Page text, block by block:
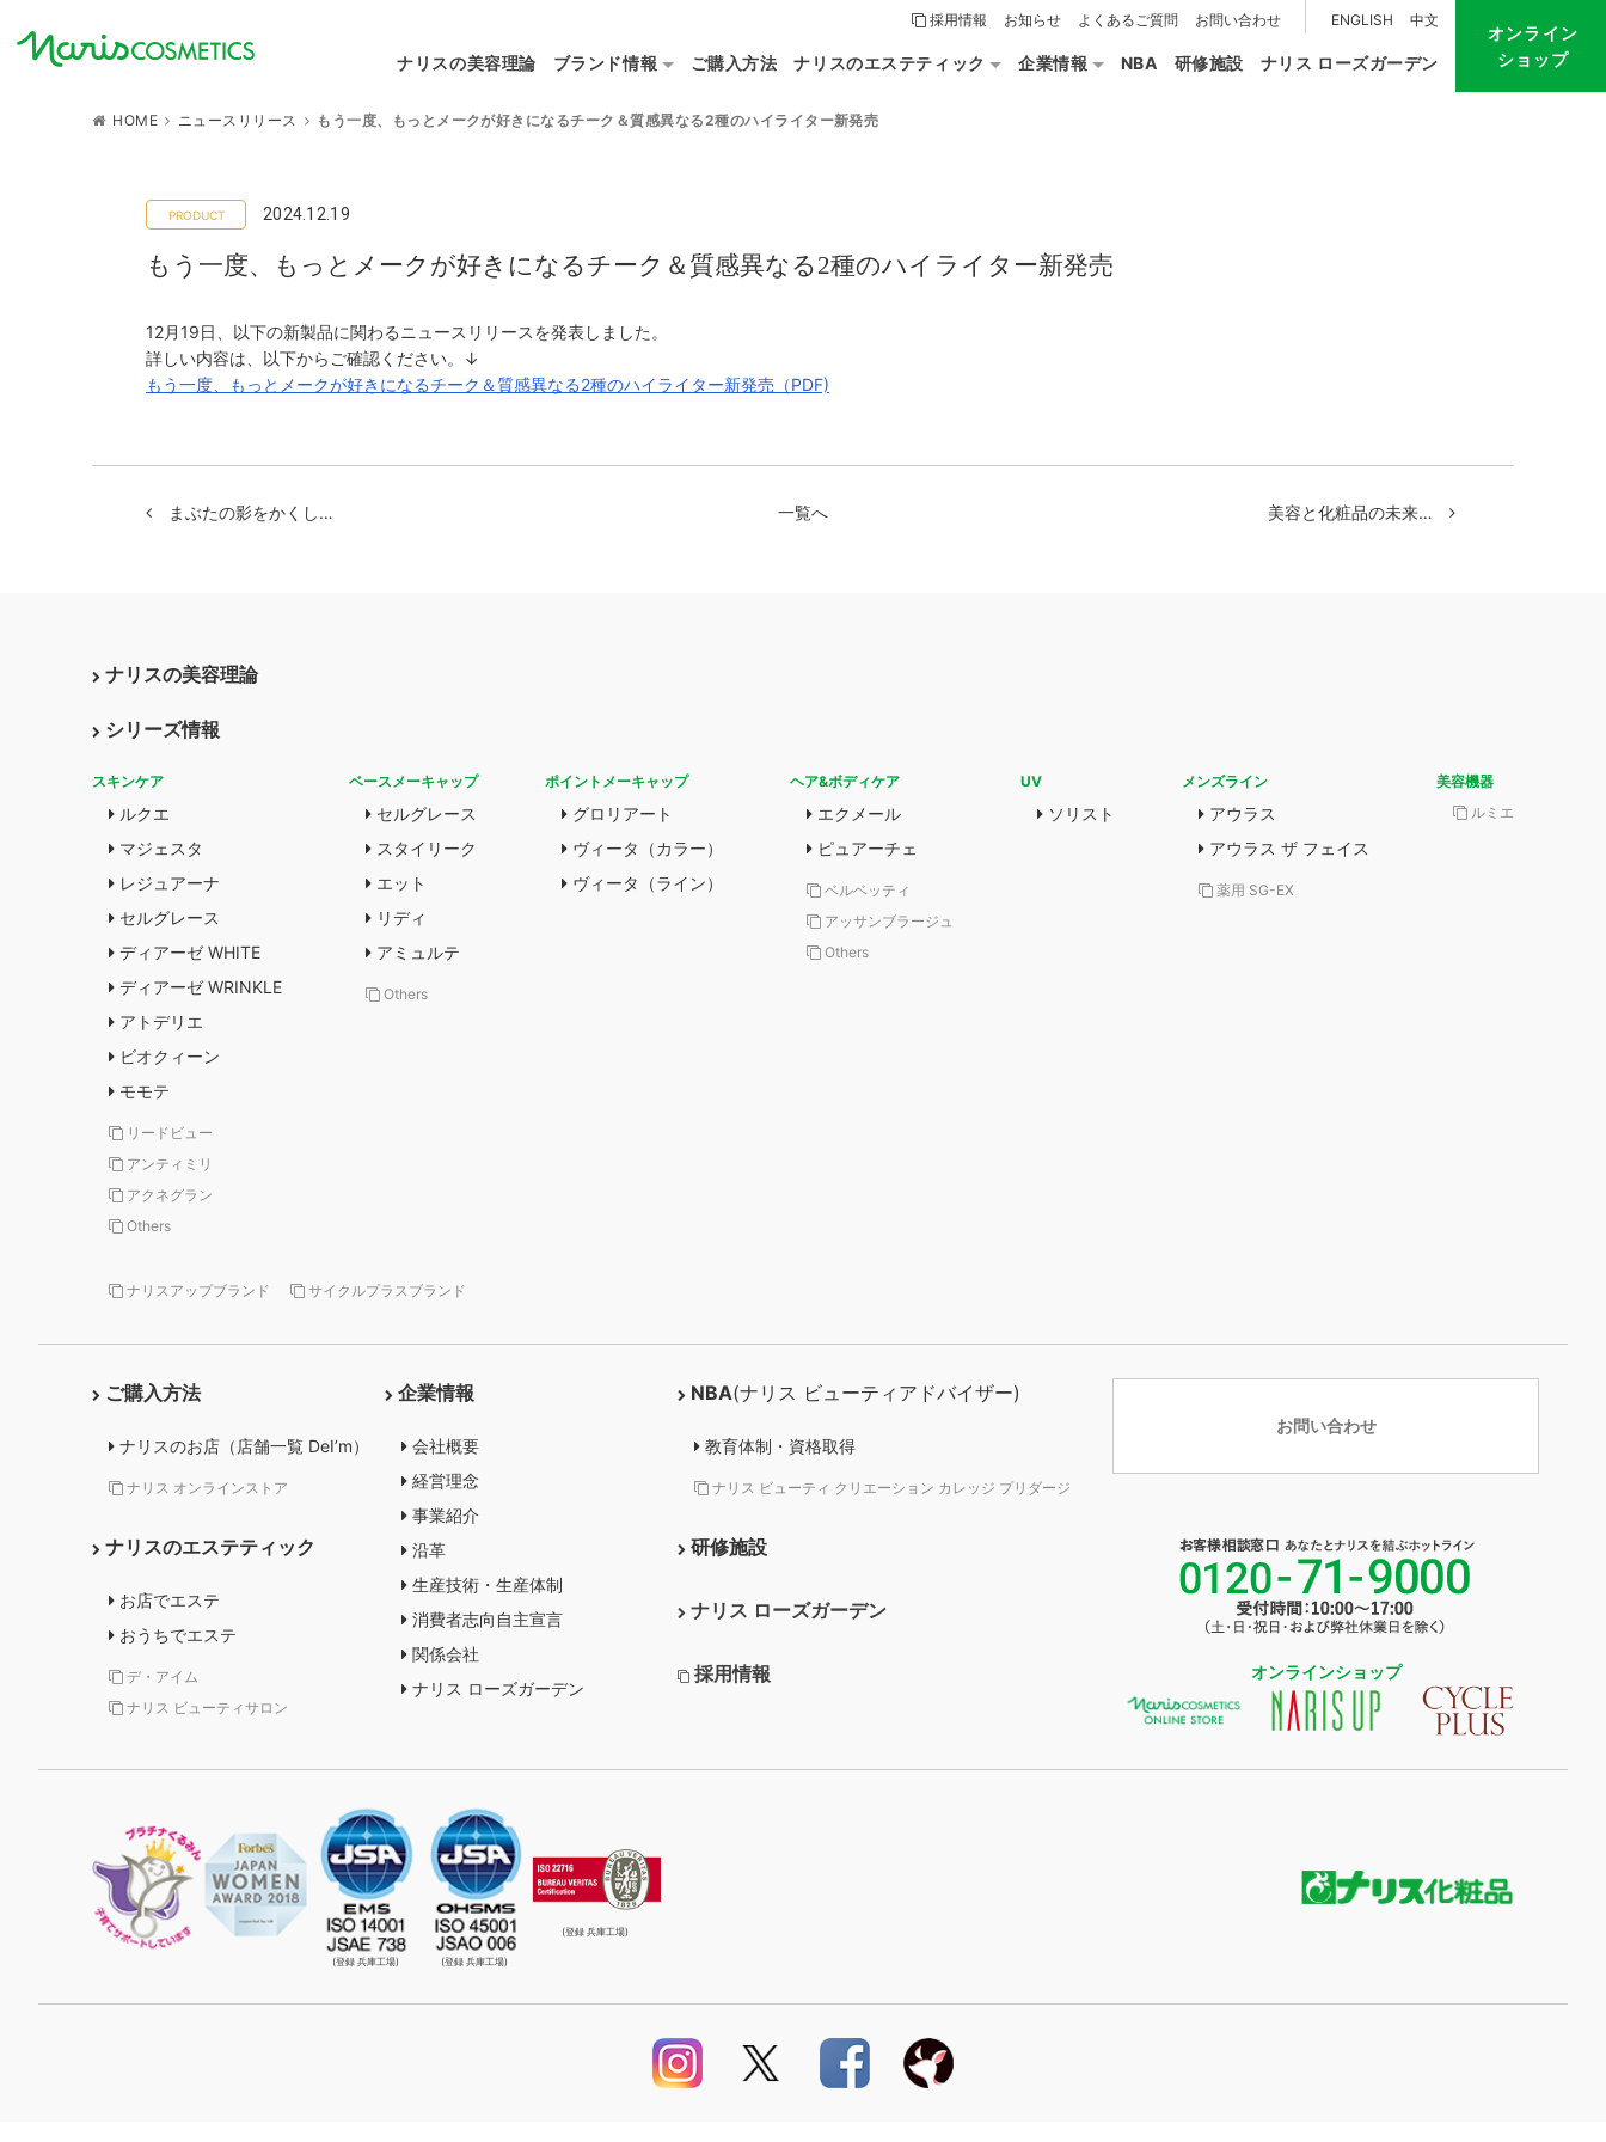
採用情報 お知らせ よくあるご質問 お問い合わせ ENGLISH 中文
オンライン
ショップ
ナリスの美容理論 ブランド情報 ご購入方法 ナリスのエステティック 企業情報 NBA 研修施設 ナリス ローズガーデン
HOME ニュースリリース もう一度、もっとメークが好きになるチーク＆質感異なる2種のハイライター新発売
2024.12.19
もう一度、もっとメークが好きになるチーク＆質感異なる2種のハイライター新発売
12月19日、以下の新製品に関わるニュースリリースを発表しました。
詳しい内容は、以下からご確認ください。↓
もう一度、もっとメークが好きになるチーク＆質感異なる2種のハイライター新発売（PDF)
まぶたの影をかくし… 一覧へ 美容と化粧品の未来…
ナリスの美容理論
シリーズ情報
スキンケア
ルクエ
マジェスタ
レジュアーナ
セルグレース
ディアーゼ WHITE
ディアーゼ WRINKLE
アトデリエ
ビオクィーン
モモテ
リードビュー
アンティミリ
アクネグラン
Others
ベースメーキャップ
セルグレース
スタイリーク
エット
リディ
アミュルテ
Others
ポイントメーキャップ
グロリアート
ヴィータ（カラー）
ヴィータ（ライン）
ヘア&ボディケア
エクメール
ピュアーチェ
ベルベッティ
アッサンブラージュ
Others
UV
ソリスト
メンズライン
アウラス
アウラス ザ フェイス
薬用 SG-EX
美容機器
ルミエ
ナリスアップブランド サイクルプラスブランド
ご購入方法
ナリスのお店（店舗一覧 DeI’m）
ナリス オンラインストア
ナリスのエステティック
お店でエステ
おうちでエステ
デ・アイム
ナリス ビューティサロン
企業情報
会社概要
経営理念
事業紹介
沿革
生産技術・生産体制
消費者志向自主宣言
関係会社
ナリス ローズガーデン
NBA(ナリス ビューティアドバイザー)
教育体制・資格取得
ナリス ビューティ クリエーション カレッジ プリダージ
研修施設
ナリス ローズガーデン
採用情報
お問い合わせ
オンラインショップ
(登録 兵庫工場) (登録 兵庫工場)
(登録 兵庫工場)